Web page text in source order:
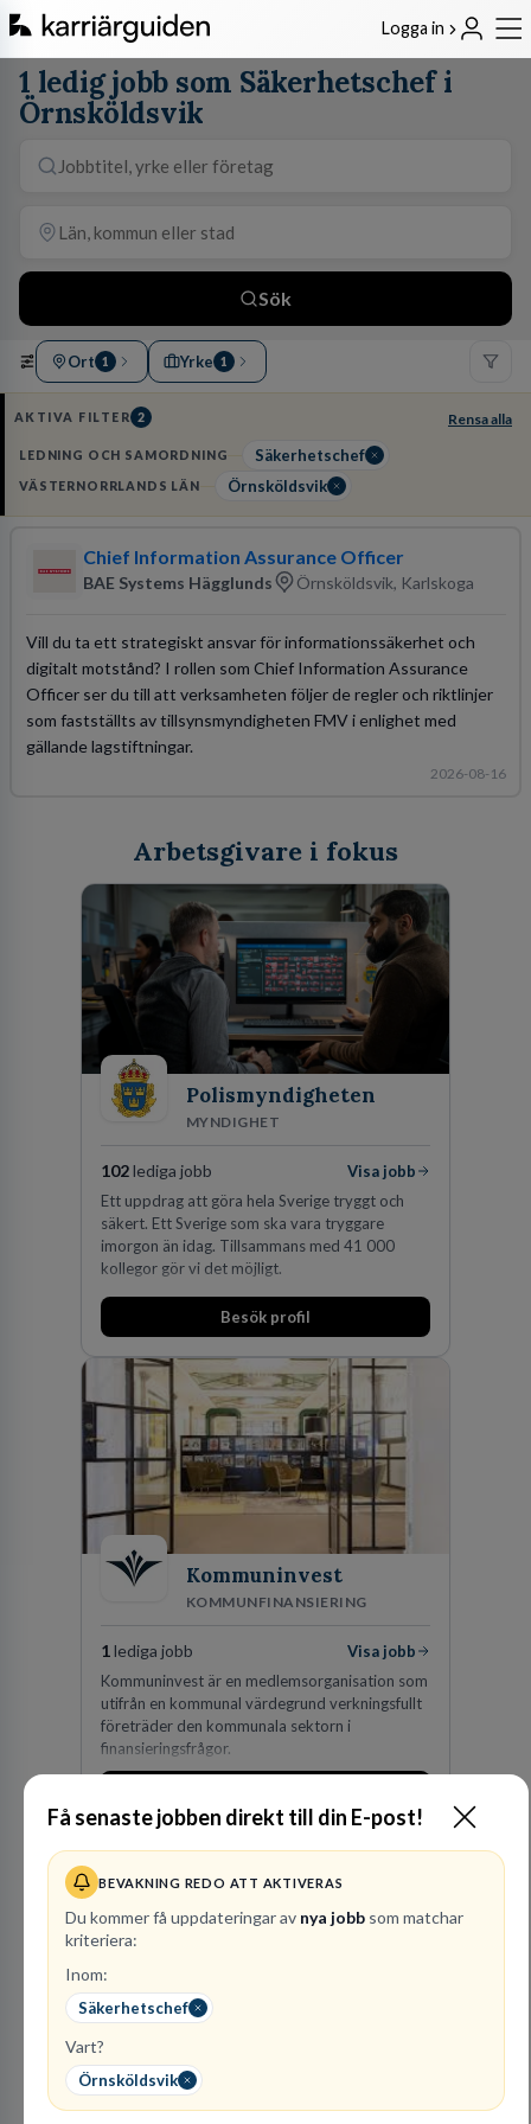
Logga in
Få senaste jobben direkt till din E-post!
BEVAKNING REDO ATT AKTIVERAS
Du kommer få uppdateringar av nya jobb som matchar
kriteriera:
Inom:
Säkerhetschef
Vart?
Örnsköldsvik
1 ledig jobb som Säkerhetschef i
Örnsköldsvik
Sök
Ort 1 Yrke 1
AKTIVA FILTER 2 Rensa alla
LEDNING OCH SAMORDNING Säkerhetschef
VÄSTERNORRLANDS LÄN Örnsköldsvik
Chief Information Assurance Officer
BAE Systems Hägglunds Örnsköldsvik, Karlskoga
Vill du ta ett strategiskt ansvar för informationssäkerhet och
digitalt motstånd? I rollen som Chief Information Assurance
Officer ser du till att verksamheten följer de regler och riktlinjer
som fastställts av tillsynsmyndigheten FMV i enlighet med
gällande lagstiftningar.
2026-08-16
Arbetsgivare i fokus
Polismyndigheten
MYNDIGHET
102lediga jobb
Visa jobb
Ett uppdrag att göra hela Sverige tryggt och
säkert. Ett Sverige som ska vara tryggare
imorgon än idag. Tillsammans med 41 000
kollegor gör vi det möjligt.
Besök profil
Kommuninvest
KOMMUNFINANSIERING
1 lediga jobb
Visa jobb
Kommuninvest är en medlemsorganisation som
utifrån en kommunal värdegrund verkningsfullt
företräder den kommunala sektorn i
finansieringsfrågor.
Lastvagnar AB
ÅTERFÖRSÄLJARE